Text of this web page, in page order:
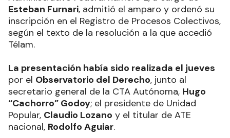
Esteban Furnari, admitió el amparo y ordenó su
inscripción en el Registro de Procesos Colectivos,
según el texto de la resolución a la que accedió
Télam.
La presentación había sido realizada el jueves
por el Observatorio del Derecho, junto al
secretario general de la CTA Autónoma, Hugo
“Cachorro” Godoy; el presidente de Unidad
Popular, Claudio Lozano y el titular de ATE
nacional, Rodolfo Aguiar.